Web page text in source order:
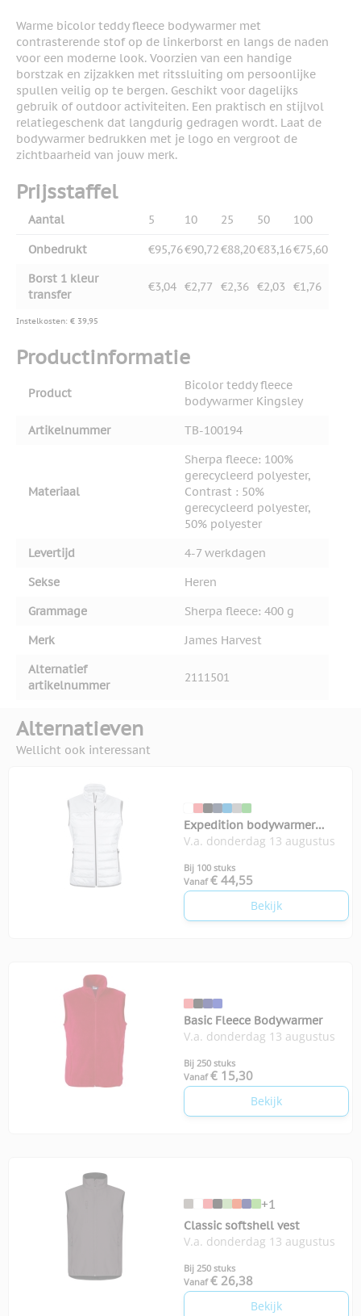
Warme bicolor teddy fleece bodywarmer met
contrasterende stof op de linkerborst en langs de naden
voor een moderne look. Voorzien van een handige
borstzak en zijzakken met ritssluiting om persoonlijke
spullen veilig op te bergen. Geschikt voor dagelijks
gebruik of outdoor activiteiten. Een praktisch en stijlvol
relatiegeschenk dat langdurig gedragen wordt. Laat de
bodywarmer bedrukken met je logo en vergroot de
zichtbaarheid van jouw merk.
Prijsstaffel
Aantal 5 10 25 50 100
Onbedrukt €95,76€90,72€88,20€83,16€75,60
Borst 1 kleur
transfer
€3,04 €2,77 €2,36 €2,03 €1,76
Instelkosten: € 39,95
Productinformatie
Product
Bicolor teddy fleece
bodywarmer Kingsley
Artikelnummer
TB-100194
Materiaal
Sherpa fleece: 100%
gerecycleerd polyester,
Contrast : 50%
gerecycleerd polyester,
50% polyester
Levertijd
4-7 werkdagen
Sekse
Heren
Grammage
Sherpa fleece: 400 g
Merk
James Harvest
Alternatief
artikelnummer
2111501
Alternatieven
Wellicht ook interessant
Expedition bodywarmer
dames
V.a. donderdag 13 augustus
Bij 100 stuks
Vanaf € 44,55
Bekijk
Basic Fleece Bodywarmer
V.a. donderdag 13 augustus
Bij 250 stuks
Vanaf € 15,30
Bekijk
+1
Classic softshell vest
V.a. donderdag 13 augustus
Bij 250 stuks
Vanaf € 26,38
Bekijk